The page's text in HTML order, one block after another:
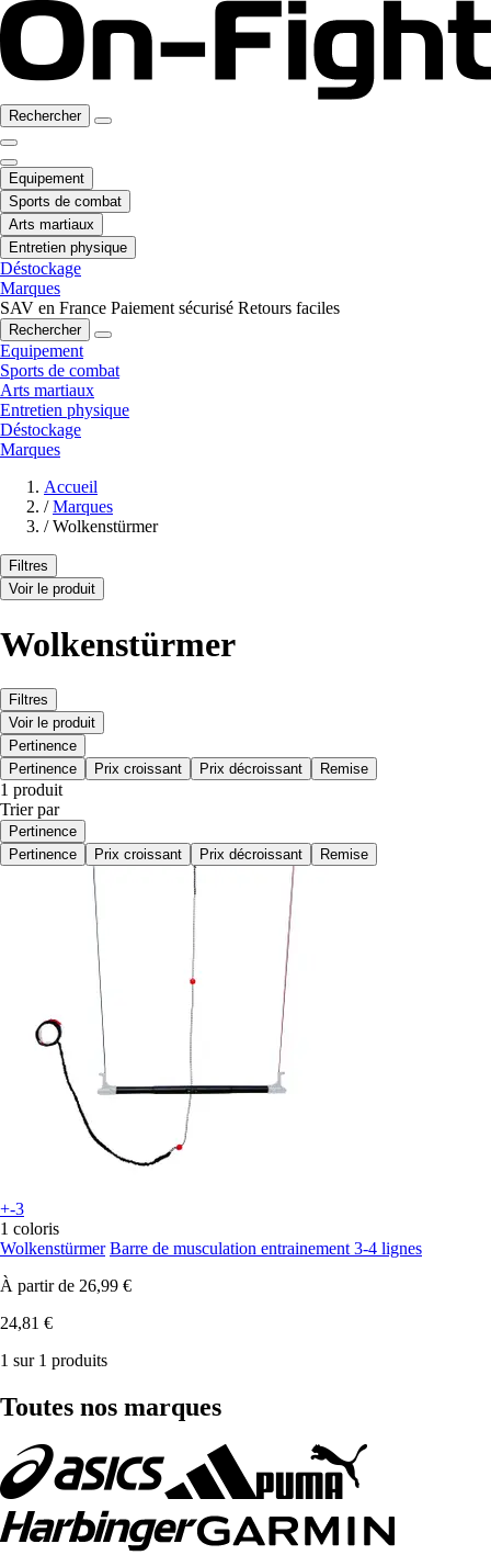
Rechercher
Equipement
Sports de combat
Arts martiaux
Entretien physique
Déstockage
Marques
SAV en France Paiement sécurisé Retours faciles
Rechercher
Equipement
Sports de combat
Arts martiaux
Entretien physique
Déstockage
Marques
Accueil
/ Marques
/ Wolkenstürmer
Filtres
Voir le produit
Wolkenstürmer
Filtres
Voir le produit
Pertinence
Pertinence
Prix croissant Prix décroissant Remise
1 produit
Trier par
Pertinence
Pertinence
Prix croissant Prix décroissant Remise
+-3
1 coloris
Wolkenstürmer Barre de musculation entrainement 3-4 lignes
À partir de 26,99 €
24,81 €
1 sur 1 produits
Toutes nos marques